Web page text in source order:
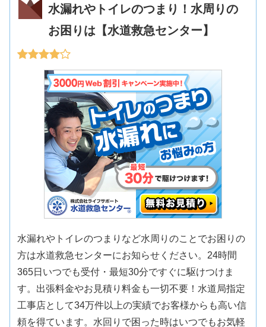
水漏れやトイレのつまり！水周りの
お困りは【水道救急センター】
水漏れやトイレのつまりなど水周りのことでお困りの
方は水道救急センターにお知らせください。24時間
365日いつでも受付・最短30分ですぐに駆けつけま
す。出張料金やお見積り料金も一切不要！水道局指定
工事店として34万件以上の実績でお客様からも高い信
頼を得ています。水回りで困った時はいつでもお気軽